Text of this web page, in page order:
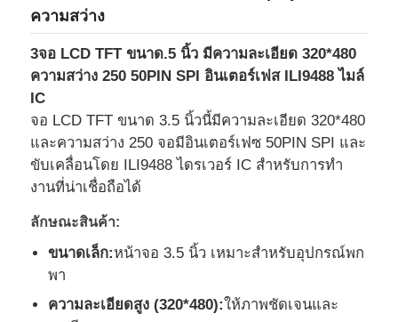
สินค้า
ความสว่าง
3จอ LCD TFT ขนาด.5 นิ้ว มีความละเอียด 320*480
ความสว่าง 250 50PIN SPI อินเตอร์เฟส ILI9488 ไมล์
IC
จอ LCD TFT ขนาด 3.5 นิ้วนี้มีความละเอียด 320*480
และความสว่าง 250 จอมีอินเตอร์เฟซ 50PIN SPI และ
ขับเคลื่อนโดย ILI9488 ไดรเวอร์ IC สําหรับการทํา
งานที่น่าเชื่อถือได้
ลักษณะสินค้า:
ขนาดเล็ก:หน้าจอ 3.5 นิ้ว เหมาะสําหรับอุปกรณ์พก
พา
ความละเอียดสูง (320*480):ให้ภาพชัดเจนและ